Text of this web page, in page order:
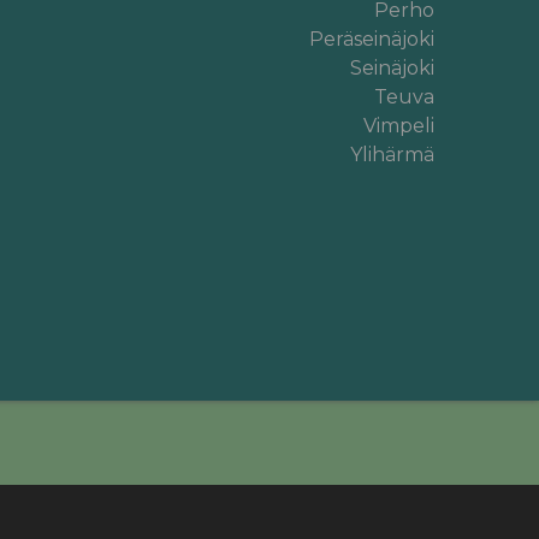
Perho
Peräseinäjoki
Seinäjoki
Teuva
Vimpeli
Ylihärmä